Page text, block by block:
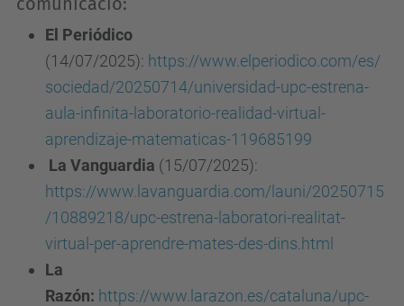
El Periódico
(14/07/2025): https://www.elperiodico.com/es/
sociedad/20250714/universidad-upc-estrena-
aula-infinita-laboratorio-realidad-virtual-
aprendizaje-matematicas-119685199
La Vanguardia (15/07/2025):
https://www.lavanguardia.com/launi/20250715
/10889218/upc-estrena-laboratori-realitat-
virtual-per-aprendre-mates-des-dins.html
La
Razón: https://www.larazon.es/cataluna/upc-